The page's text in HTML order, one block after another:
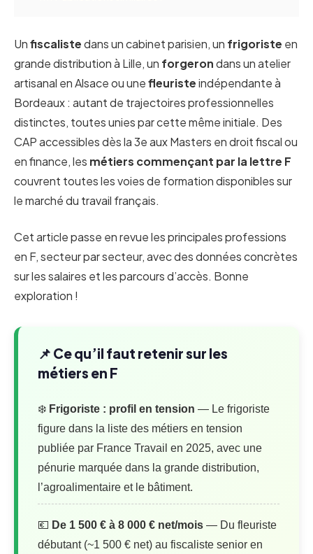
Unfiscalistedans un cabinet parisien, un frigoriste en
grande distribution à Lille, un forgerondans un atelier
artisanal en Alsace ou unefleuristeindépendante à
Bordeaux : autant de trajectoires professionnelles
distinctes, toutes unies par cette même initiale. Des
CAP accessibles dès la 3e aux Masters en droit fiscal ou
en finance, les métiers commençant par la lettre F
couvrent toutes les voies de formation disponibles sur
le marché du travail français.
Cet article passe en revue les principales professions
en F, secteur par secteur, avec des données concrètes
sur les salaires et les parcours d’accès. Bonne
exploration !
📌 Ce qu’il faut retenir sur les
métiers en F
❄️ Frigoriste : profil en tension — Le frigoriste
figure dans la liste des métiers en tension
publiée par France Travail en 2025, avec une
pénurie marquée dans la grande distribution,
l’agroalimentaire et le bâtiment.
💶 De 1 500 € à 8 000 € net/mois — Du fleuriste
débutant (~1 500 € net) au fiscaliste senior en